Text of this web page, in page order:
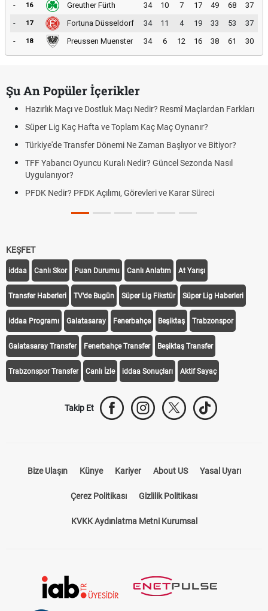
-
16 Greuther Fürth 34 10 7 17 49 68
37
-
17 Fortuna Düsseldorf 34 11 4 19 33 53
37
-
18 Preussen Muenster 34 6 12 16 38 61 30
Şu An Popüler İçerikler
Hazırlık Maçı ve Dostluk Maçı Nedir? Resmî Maçlardan Farkları
Süper Lig Kaç Hafta ve Toplam Kaç Maç Oynanır?
Türkiye'de Transfer Dönemi Ne Zaman Başlıyor ve Bitiyor?
TFF Yabancı Oyuncu Kuralı Nedir? Güncel Sezonda Nasıl
Uygulanıyor?
PFDK Nedir? PFDK Açılımı, Görevleri ve Karar Süreci
KEŞFET
iddaa Canlı Skor Puan Durumu Canlı Anlatım At Yarışı
Transfer Haberleri TV'de Bugün Süper Lig Fikstür Süper Lig Haberleri
iddaa Programı Galatasaray Fenerbahçe Beşiktaş Trabzonspor
Galatasaray Transfer Fenerbahçe Transfer Beşiktaş Transfer
Trabzonspor Transfer Canlı İzle iddaa Sonuçları Aktif Sayaç
Takip Et
Bize Ulaşın Künye Kariyer About US Yasal Uyarı
Çerez Politikası Gizlilik Politikası
KVKK Aydınlatma Metni Kurumsal